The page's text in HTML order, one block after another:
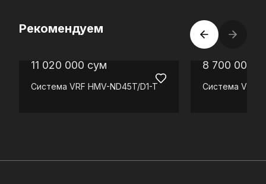
Рекомендуем
11 020 000 сум
Система VRF HMV-ND45T/D1-T
8 700 000
Система VRF